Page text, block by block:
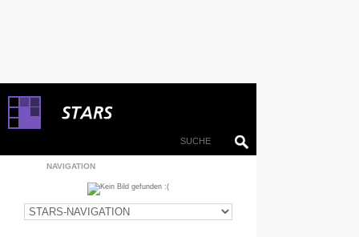
NAVIGATION